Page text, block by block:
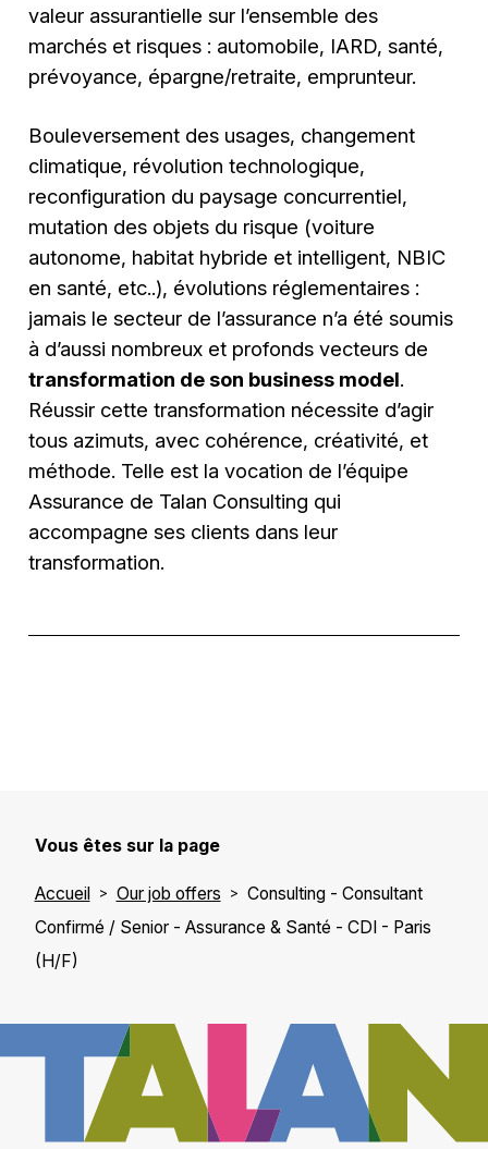
valeur assurantielle sur l’ensemble des
marchés et risques : automobile, IARD, santé,
prévoyance, épargne/retraite, emprunteur.
Bouleversement des usages, changement
climatique, révolution technologique,
reconfiguration du paysage concurrentiel,
mutation des objets du risque (voiture
autonome, habitat hybride et intelligent, NBIC
en santé, etc..), évolutions réglementaires :
jamais le secteur de l’assurance n’a été soumis
à d’aussi nombreux et profonds vecteurs de
transformation de son business model.
Réussir cette transformation nécessite d’agir
tous azimuts, avec cohérence, créativité, et
méthode. Telle est la vocation de l’équipe
Assurance de Talan Consulting qui
accompagne ses clients dans leur
transformation.
Vous êtes sur la page
Accueil Our job offers
Consulting - Consultant
Confirmé / Senior - Assurance & Santé - CDI - Paris
(H/F)